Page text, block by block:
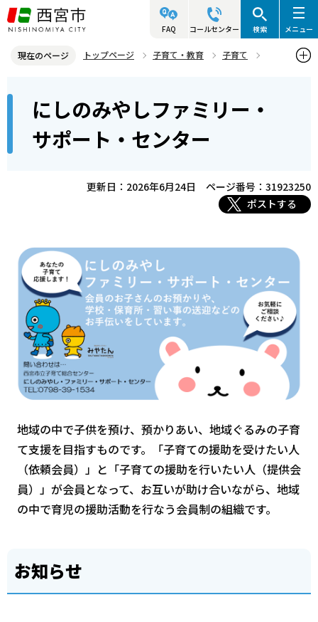
こ
の
ジ
頭
FAQ コールセンター 検索 メニュー
現在のページ トップページ 子育て・教育
子育て
にしのみやしファミリー・サポート・センター
にしのみやしファミリー・
サポート・センター
更新日：2026年6月24日
ページ番号：31923250
ポストする
地域の中で子供を預け、預かりあい、地域ぐるみの子育
て支援を目指すものです。「子育ての援助を受けたい人
（依頼会員）」と「子育ての援助を行いたい人（提供会
員）」が会員となって、お互いが助け合いながら、地域
の中で育児の援助活動を行なう会員制の組織です。
お知らせ